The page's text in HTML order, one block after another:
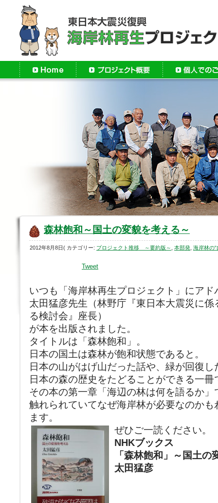
森林飽和～国土の変貌を考える～
2012年8月8日( カテゴリー: プロジェクト推移 ～要約版～ 本部発 海岸林の
Tweet
いつも「海岸林再生プロジェクト」にア
太田猛彦先生（林野庁『東日本大震災に
る検討会』座長）
が本を出版されました。
タイトルは「森林飽和」。
日本の国土は森林が飽和状態であると。
日本の山がはげ山だった話や、緑が回復し
日本の森の歴史をたどることができる一冊
その本の第一章「海辺の林は何を語るか
触れられていてなぜ海岸林が必要なのか
ます。
ぜひご一読ください。
NHKブックス
「森林飽和」～国土の
太田猛彦